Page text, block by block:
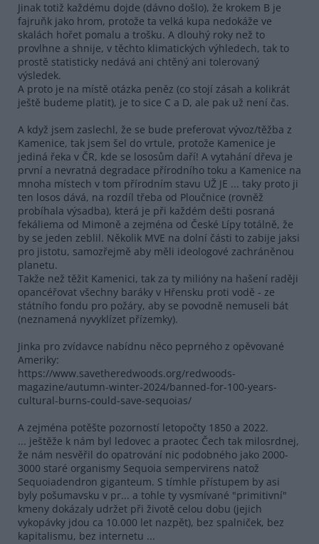
Jinak totiž každému dojde (dávno došlo), že krokem B je
fajruňk jako hrom, protože ta velká kupa nedokáže ve
skalách hořet pomalu a trošku. A dlouhý roky než to
provlhne a shnije, v těchto klimatických výhledech, tak to
prostě statisticky nedává ani chtěný ani tolerovaný
výsledek.
A proto je na místě otázka peněz (co stojí zásah a kolikrát
ještě budeme platit), je to sice C a D, ale pak už není čas.
A když jsem zaslechl, že se bude preferovat vývoz/těžba z
Kamenice, tak jsem šel do vrtule, protože Kamenice je
jediná řeka v ČR, kde se lososům daří! A vytahání dřeva je
první a nevratná degradace přírodního toku a Kamenice na
mnoha místech v tom přírodním stavu UŽ JE ... taky proto ji
ten losos dává, na rozdíl třeba od Ploučnice (rovněž
probíhala výsadba), která je při každém dešti posraná
fekáliema od Mimoně a zejména od České Lípy totálně, že
by se jeden zeblil. Několik MVE na dolní části to zabije jaksi
pro jistotu, samozřejmě aby měli ideologové zachráněnou
planetu.
Takže než těžit Kamenici, tak za ty milióny na hašení raději
opancéřovat všechny baráky v Hřensku proti vodě - ze
státního fondu pro požáry, aby se povodně nemuseli bát
(neznamená nyvyklízet přízemky).
Jinka pro zvídavce nabídnu něco peprného z opěvované
Ameriky:
https://www.savetheredwoods.org/redwoods-
magazine/autumn-winter-2024/banned-for-100-years-
cultural-burns-could-save-sequoias/
A zejména potěšte pozorností letopočty 1850 a 2022.
... ještěže k nám byl ledovec a praotec Čech tak milosrdnej,
že nám nesvěřil do opatrování nic podobného jako 2000-
3000 staré organismy Sequoia sempervirens natož
Sequoiadendron giganteum. S tímhle přístupem by asi
byly pošumavsku v pr... a tohle ty vysmívané "primitivní"
kmeny dokázaly udržet při životě celou dobu (jejich
vykopávky jdou ca 10.000 let nazpět), bez spalniček, bez
kapitalismu, bez internetu ...